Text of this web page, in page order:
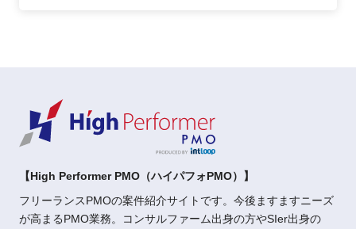
【High Performer PMO（ハイパフォPMO）】
フリーランスPMOの案件紹介サイトです。今後ますますニーズ
が高まるPMO業務。コンサルファーム出身の方やSIer出身の